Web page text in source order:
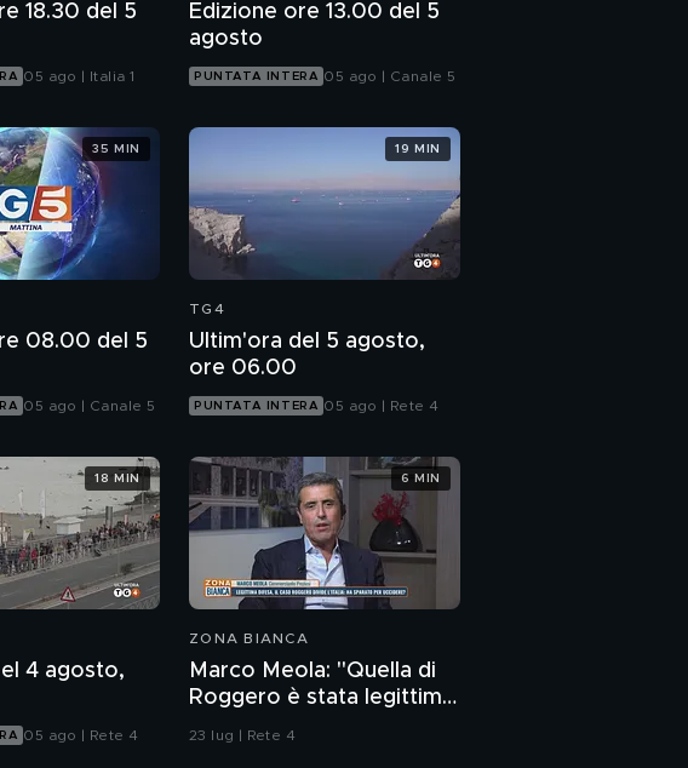
18.30 del 5
05 ago | Italia 1
Edizione ore 13.00 del 5
agosto
PUNTATA INTERA 05 ago | Canale 5
08.00 del 5
05 ago | Canale 5
35 MIN
TG4
Ultim'ora del 5 agosto,
ore 06.00
PUNTATA INTERA 05 ago | Rete 4
19 MIN
4 agosto,
05 ago | Rete 4
18 MIN
ZONA BIANCA
Marco Meola: "Quella di
Roggero è stata legittima
difesa"
23 lug | Rete 4
6 MIN